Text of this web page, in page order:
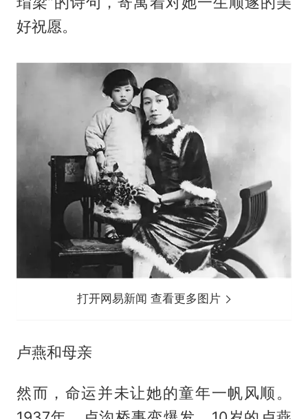
好祝愿。
打开网易新闻 查看更多图片
卢燕和母亲
然而，命运并未让她的童年一帆风顺。